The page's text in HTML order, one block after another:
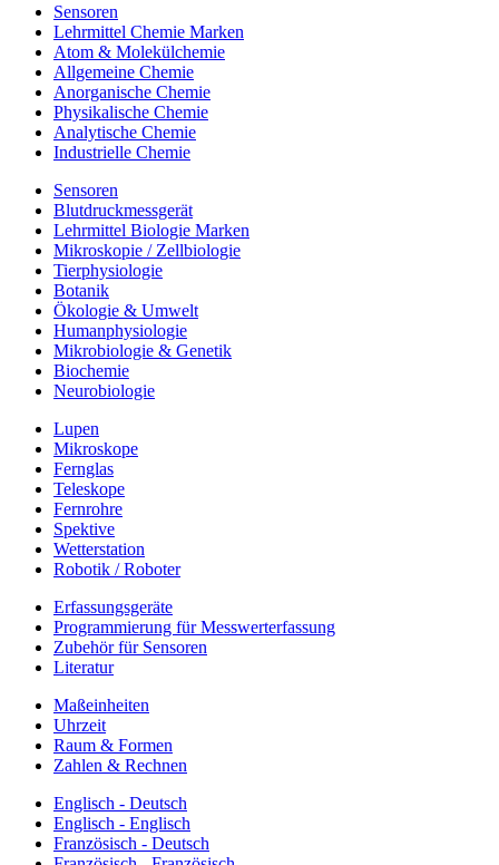
Sensoren
Lehrmittel Chemie Marken
Atom & Molekülchemie
Allgemeine Chemie
Anorganische Chemie
Physikalische Chemie
Analytische Chemie
Industrielle Chemie
Sensoren
Blutdruckmessgerät
Lehrmittel Biologie Marken
Mikroskopie / Zellbiologie
Tierphysiologie
Botanik
Ökologie & Umwelt
Humanphysiologie
Mikrobiologie & Genetik
Biochemie
Neurobiologie
Lupen
Mikroskope
Fernglas
Teleskope
Fernrohre
Spektive
Wetterstation
Robotik / Roboter
Erfassungsgeräte
Programmierung für Messwerterfassung
Zubehör für Sensoren
Literatur
Maßeinheiten
Uhrzeit
Raum & Formen
Zahlen & Rechnen
Englisch - Deutsch
Englisch - Englisch
Französisch - Deutsch